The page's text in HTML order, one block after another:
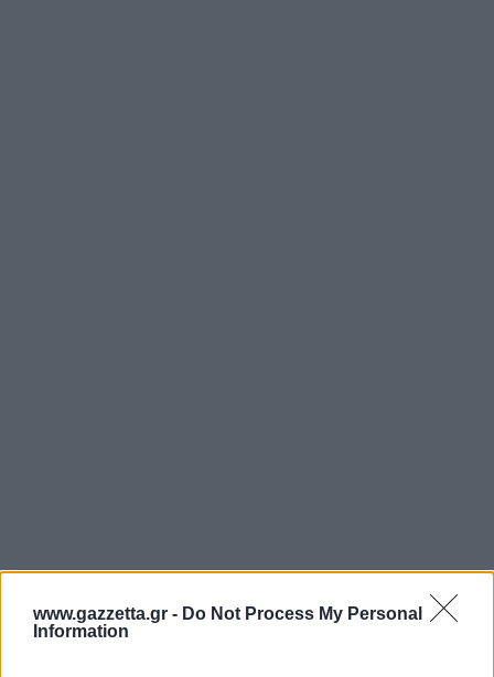
www.gazzetta.gr - Do Not Process My Personal
Information
Η ιστορία πήρε νέα τροπή το 2000, όταν ένας
ερευνητής που μελετούσε επί χρόνια την Τίγρη της